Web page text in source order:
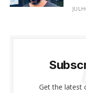
Get the latest